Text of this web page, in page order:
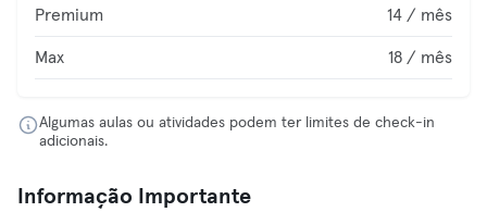
Premium 14 / mês
Max 18 / mês
Algumas aulas ou atividades podem ter limites de check-in
adicionais.
Informação Importante